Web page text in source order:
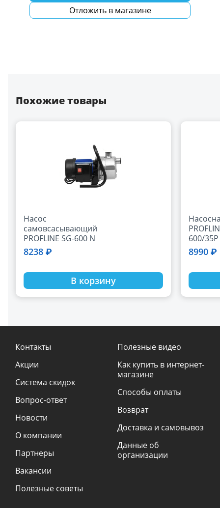
Отложить в магазине
Похожие товары
Насос
самовсасывающий
PROFLINE SG-600 N
нерж Hmax=35м.,
Gmax=2,82 м3/час.,
8238 ₽
В корзину
600/35P (47 л/мин,
Н-35 м,
8990 ₽
Контакты
Акции
Система скидок
Вопрос-ответ
Новости
О компании
Партнеры
Вакансии
Полезные советы
Полезные видео
Как купить в интернет-
магазине
Способы оплаты
Возврат
Доставка и самовывоз
Данные об
организации